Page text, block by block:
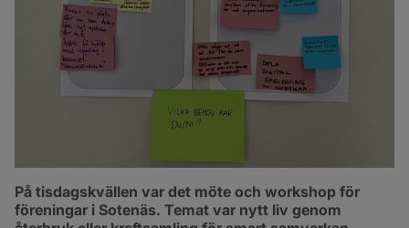
På tisdagskvällen var det möte och workshop för
föreningar i Sotenäs. Temat var nytt liv genom